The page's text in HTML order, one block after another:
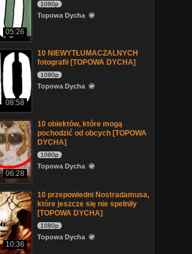
05:26
1080p
Topowa Dycha
08:58
10 NIEWYTŁUMACZALNYCH
fotografii [TOPOWA DYCHA]
1080p
Topowa Dycha
06:28
10 obiektów, które mogą
pochodzić od obcych [TOPOWA
DYCHA]
1080p
Topowa Dycha
10:36
10 przepowiedni Nostradamusa,
które jeszcze się nie spełniły
[TOPOWA DYCHA]
1080p
Topowa Dycha